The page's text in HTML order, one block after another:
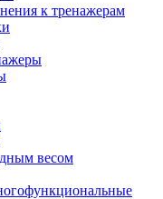
к тренажерам
весом